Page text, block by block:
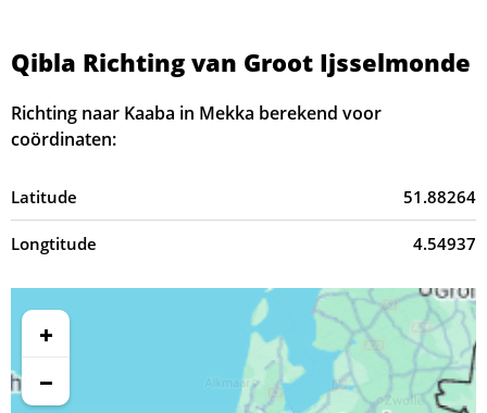
Qibla Richting van Groot Ijsselmonde
Richting naar Kaaba in Mekka berekend voor
coördinaten:
Latitude 51.88264
Longtitude 4.54937
+
−